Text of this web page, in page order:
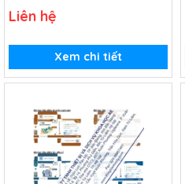
Liên hệ
Xem chi tiết